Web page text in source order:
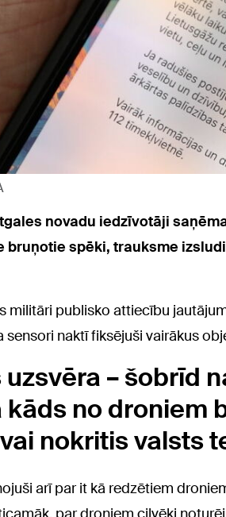
novadu iedzīvotāji
bruņotie spēki, trauksme
militāri publisko attiecību
sensori naktī fiksējuši vairākus
– šobrīd
no droniem
nokritis valsts
arī par it kā redzētiem